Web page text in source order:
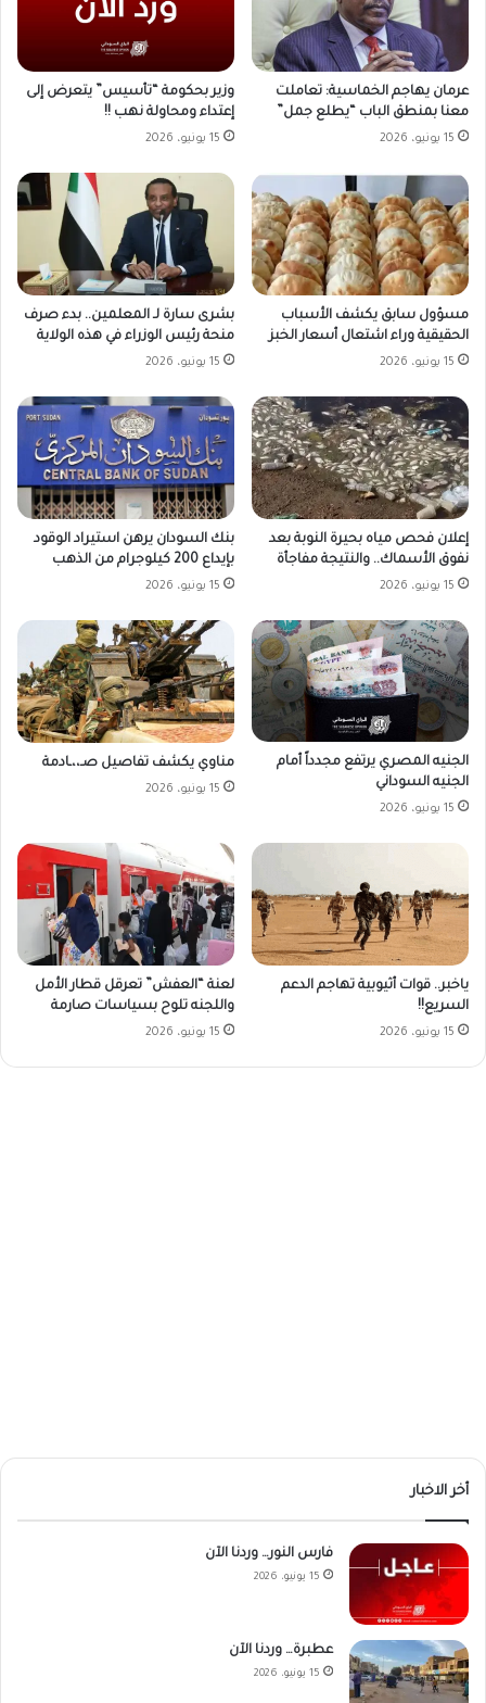
عرمان يهاجم الخماسية: تعاملت
معنا بمنطق الباب “يطلع جمل”
15 يونيو، 2026
وزير بحكومة “تأسيس” يتعرض إلى
إعتداء ومحاولة نهب !!
15 يونيو، 2026
مسؤول سابق يكشف الأسباب
الحقيقية وراء اشتعال أسعار الخبز
15 يونيو، 2026
بشرى سارة لـ المعلمين.. بدء صرف
منحة رئيس الوزراء في هذه الولاية
15 يونيو، 2026
إعلان فحص مياه بحيرة النوبة بعد
نفوق الأسماك.. والنتيجة مفاجأة
15 يونيو، 2026
بنك السودان يرهن استيراد الوقود
بإيداع 200 كيلوجرام من الذهب
15 يونيو، 2026
الجنيه المصري يرتفع مجدداً أمام
الجنيه السوداني
15 يونيو، 2026
مناوي يكشف تفاصيل صـ،،ـادمة
15 يونيو، 2026
ياخبر.. قوات أثيوبية تهاجم الدعم
السريع!!
15 يونيو، 2026
لعنة “العفش” تعرقل قطار الأمل
واللجنه تلوح بسياسات صارمة
15 يونيو، 2026
أخر الاخبار
فارس النور… وردنا الآن
15 يونيو، 2026
عطبرة… وردنا الآن
15 يونيو، 2026